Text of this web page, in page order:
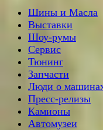
Шины и Масла
Выставки
Шоу-румы
Сервис
Тюнинг
Запчасти
Люди о
Пресс-релизы
Камионы
Автомузеи